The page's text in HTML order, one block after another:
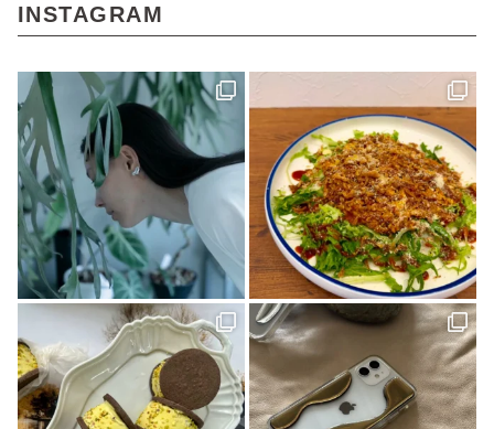
歯科医院(2)
公園(1) ジノモノ(1)
ポケモン(1)
内覧会(1) チーズ(1) VOL.10(2)
フードブロガー(7)
マチボンJOURNAL(20)
スポット(1)
暮らし探訪日記(2)
ポケットモンスター(1)
VOL.08(1)
Marriage CAMP(2)
ラーメン(1) 食堂ノスタルジー(1)
グルメ(7)
キャンプ(8)
久万(1) 久万高原(1) メディカルレポート(2)
松野町(3)
道後の地酒(1)
ホワイトニング(1) アップサイクルな家(1)
ガチャ(1)
個展(6)
しまなみ海道(1) VOL.11(6) 愛媛(14) パン(4)
バー(1)
久万高原町(2)
久万郷(1) 南国(1)
愛媛のイイモノを探しに(1)
四国西南地域(2)
エフマルシェ(1) 伊方町(2)
インテリア(1)
カレーパン(2)
VOL.07(1) 無人島キャンプ(1) クラフト(6)
カフェ(5)
マチボンvol.12(1) 自然(1) 神社(1) 大洲(1)
花と緑(1)
グッドモーニングファーム(1)
ハンター(2) ふるさと納税(1)
リメイク(1)
ポケモンカードゲーム(1)
しまなみを巡る旅(1) 見近島(1)
東温市(3)
人気ブロガー(2)
ハズミズム(2) 味な店(1)
D&DEPARTMENT(1)
きみとカイゴ(1)
湿原(1)
cocochi 藤岡萬建設 有限会社 一級建築士事務所(4)
INSTAGRAM